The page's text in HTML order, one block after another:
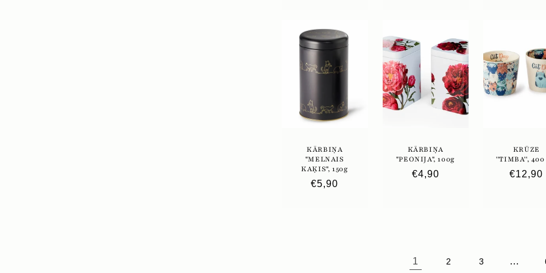
KĀRBIŅA
"MELNAIS
KAĶIS", 150g
Parastā
€5,90
KĀRBIŅA
"PEONIJA", 100g
Parastā
€4,90
KRŪZE
''TIMBA'',
Parastā
€12,90
1 2 3 …